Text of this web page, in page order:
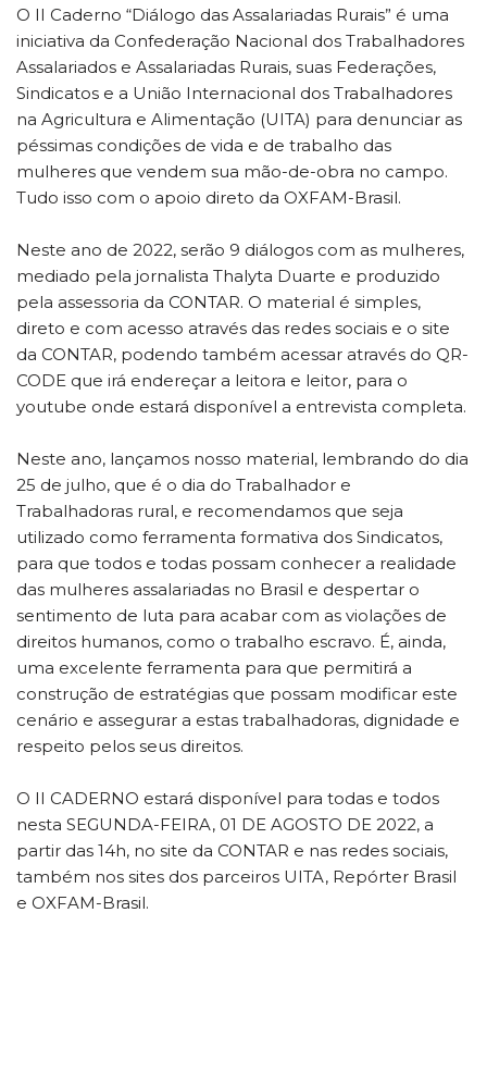
O II Caderno “Diálogo das Assalariadas Rurais” é uma
iniciativa da Confederação Nacional dos Trabalhadores
Assalariados e Assalariadas Rurais, suas Federações,
Sindicatos e a União Internacional dos Trabalhadores
na Agricultura e Alimentação (UITA) para denunciar as
péssimas condições de vida e de trabalho das
mulheres que vendem sua mão-de-obra no campo.
Tudo isso com o apoio direto da OXFAM-Brasil.
Neste ano de 2022, serão 9 diálogos com as mulheres,
mediado pela jornalista Thalyta Duarte e produzido
pela assessoria da CONTAR. O material é simples,
direto e com acesso através das redes sociais e o site
da CONTAR, podendo também acessar através do QR-
CODE que irá endereçar a leitora e leitor, para o
youtube onde estará disponível a entrevista completa.
Neste ano, lançamos nosso material, lembrando do dia
25 de julho, que é o dia do Trabalhador e
Trabalhadoras rural, e recomendamos que seja
utilizado como ferramenta formativa dos Sindicatos,
para que todos e todas possam conhecer a realidade
das mulheres assalariadas no Brasil e despertar o
sentimento de luta para acabar com as violações de
direitos humanos, como o trabalho escravo. É, ainda,
uma excelente ferramenta para que permitirá a
construção de estratégias que possam modificar este
cenário e assegurar a estas trabalhadoras, dignidade e
respeito pelos seus direitos.
O II CADERNO estará disponível para todas e todos
nesta SEGUNDA-FEIRA, 01 DE AGOSTO DE 2022, a
partir das 14h, no site da CONTAR e nas redes sociais,
também nos sites dos parceiros UITA, Repórter Brasil
e OXFAM-Brasil.